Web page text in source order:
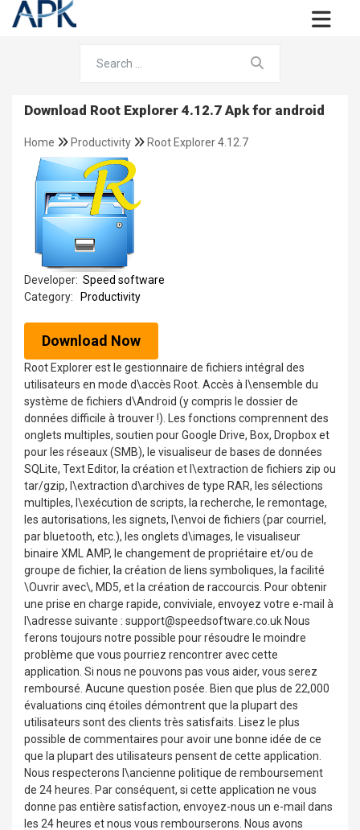
Download Root Explorer 4.12.7 Apk for android
Home Productivity Root Explorer 4.12.7
Developer: Speed software
Category:
Productivity
Download Now
Root Explorer est le gestionnaire de fichiers intégral des
utilisateurs en mode d\accès Root. Accès à l\ensemble du
système de fichiers d\Android (y compris le dossier de
données difficile à trouver !). Les fonctions comprennent des
onglets multiples, soutien pour Google Drive, Box, Dropbox et
pour les réseaux (SMB), le visualiseur de bases de données
SQLite, Text Editor, la création et l\extraction de fichiers zip ou
tar/gzip, l\extraction d\archives de type RAR, les sélections
multiples, l\exécution de scripts, la recherche, le remontage,
les autorisations, les signets, l\envoi de fichiers (par courriel,
par bluetooth, etc.), les onglets d\images, le visualiseur
binaire XML AMP, le changement de propriétaire et/ou de
groupe de fichier, la création de liens symboliques, la facilité
\Ouvrir avec\, MD5, et la création de raccourcis. Pour obtenir
une prise en charge rapide, conviviale, envoyez votre e-mail à
l\adresse suivante : support@speedsoftware.co.uk Nous
ferons toujours notre possible pour résoudre le moindre
problème que vous pourriez rencontrer avec cette
application. Si nous ne pouvons pas vous aider, vous serez
remboursé. Aucune question posée. Bien que plus de 22,000
évaluations cinq étoiles démontrent que la plupart des
utilisateurs sont des clients très satisfaits. Lisez le plus
possible de commentaires pour avoir une bonne idée de ce
que la plupart des utilisateurs pensent de cette application.
Nous respecterons l\ancienne politique de remboursement
de 24 heures. Par conséquent, si cette application ne vous
donne pas entière satisfaction, envoyez-nous un e-mail dans
les 24 heures et nous vous rembourserons. Nous avons